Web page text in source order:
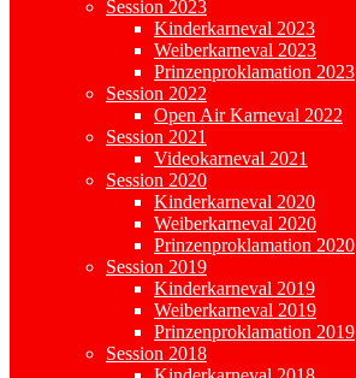
Session 2023
Kinderkarneval 2023
Weiberkarneval 2023
Prinzenproklamation 2023
Session 2022
Open Air Karneval 2022
Session 2021
Videokarneval 2021
Session 2020
Kinderkarneval 2020
Weiberkarneval 2020
Prinzenproklamation 2020
Session 2019
Kinderkarneval 2019
Weiberkarneval 2019
Prinzenproklamation 2019
Session 2018